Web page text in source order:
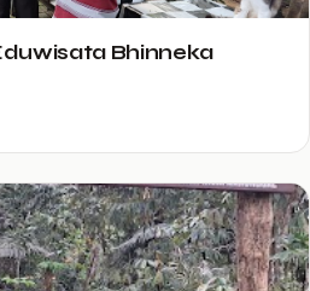
Bhinneka